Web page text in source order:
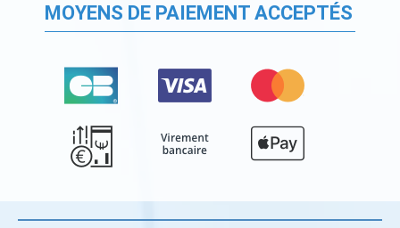
MOYENS DE PAIEMENT ACCEPTÉS